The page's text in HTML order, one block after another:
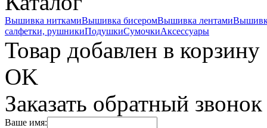
Вышивка ниткамиВышивка бисеромВышивка лентами
салфетки, рушникиПодушкиСумочкиАксессуары
Товар добавлен в корзину
OK
Заказать обратный звонок
Ваше имя: